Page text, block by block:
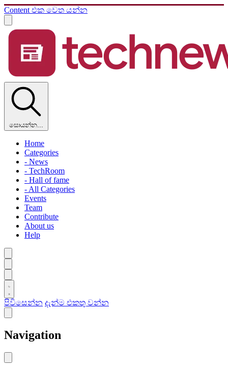
Content එක වෙත යන්න
සොයන්න...
Home
Categories
- News
- TechRoom
- Hall of fame
- All Categories
Events
Team
Contribute
About us
Help
පිවිසෙන්න දැන්ම එකතු වන්න
Navigation